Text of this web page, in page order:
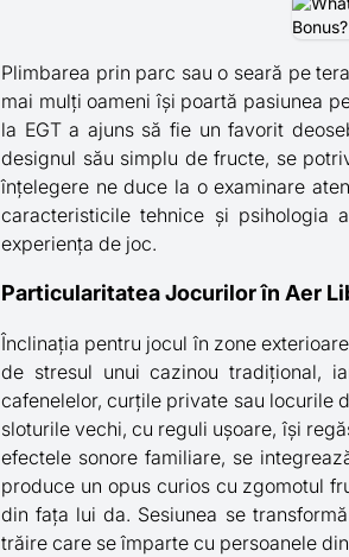
Plimbarea prin parc sau o seară pe
mai mulți oameni își poartă pasiunea
la EGT a ajuns să fie un favorit
designul său simplu de fructe, se
înțelegere ne duce la o examinare
caracteristicile tehnice și psihologia
experiența de joc.
Particularitatea Jocurilor în Aer
Înclinația pentru jocul în zone
de stresul unui cazinou tradițional,
cafenelelor, curțile private sau locurile
sloturile vechi, cu reguli ușoare, își
efectele sonore familiare, se
produce un opus curios cu zgomotul
din fața lui da. Sesiunea se
trăire care se împarte cu persoanele